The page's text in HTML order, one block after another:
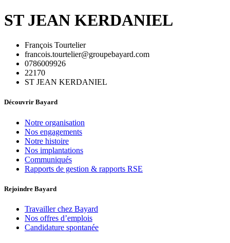
ST JEAN KERDANIEL
François Tourtelier
francois.tourtelier@groupebayard.com
0786009926
22170
ST JEAN KERDANIEL
Découvrir Bayard
Notre organisation
Nos engagements
Notre histoire
Nos implantations
Communiqués
Rapports de gestion & rapports RSE
Rejoindre Bayard
Travailler chez Bayard
Nos offres d’emplois
Candidature spontanée